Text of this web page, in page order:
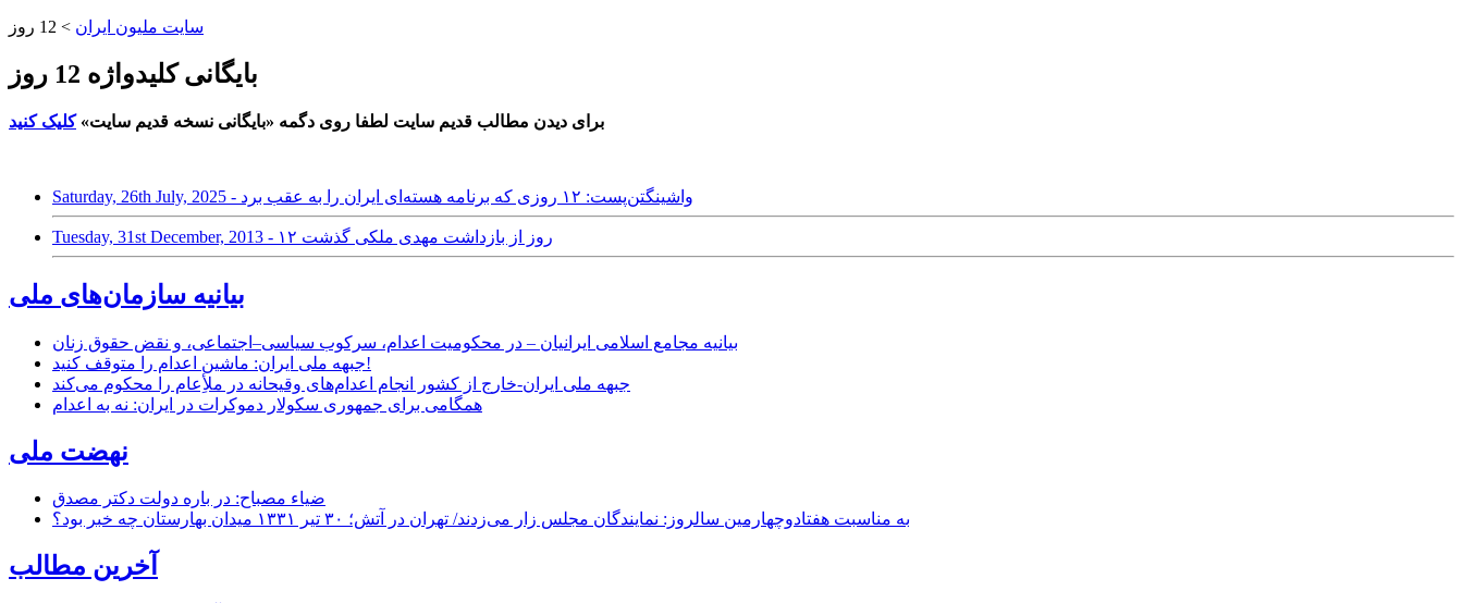
سایت ملیون ایران > 12 روز
بایگانی کلیدواژه 12 روز
برای دیدن مطالب قدیم سایت لطفا روی دگمه «بایگانی نسخه قدیم سایت»کلیک کنید
Saturday, 26th July, 2025 - واشینگتن‌پست: ۱۲ روزی که برنامه هسته‌ای ایران را به عقب برد
Tuesday, 31st December, 2013 - ۱۲ روز از بازداشت مهدی ملکی گذشت
بیانیه سازمان‌های ملی
بیانیه مجامع اسلامی ایرانیان – در محکومیت اعدام، سرکوب سیاسی–اجتماعی، و نقض حقوق زنان
جبهه ملی ایران: ماشین اعدام را متوقف کنید!
جبهه ملی ایران-خارج از کشور انجام اعدام‌های وقیحانه در ملأِعام را محکوم می‌کند
همگامی برای جمهوری سکولار دموکرات در ایران: نه به اعدام
نهضت ملی
ضیاء مصباح: در باره دولت دکتر مصدق
به مناسبت هفتادوچهارمین سالروز: نمایندگان مجلس زار می‌زدند/ تهران در آتش؛ ۳۰ تیر ۱۳۳۱ میدان بهارستان چه خبر بود؟
آخرین مطالب